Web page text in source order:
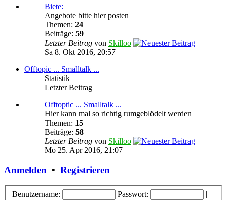
Biete:
Angebote bitte hier posten
Themen: 24
Beiträge: 59
Letzter Beitrag von Skilloo
Sa 8. Okt 2016, 20:57
Offtopic ... Smalltalk ...
Statistik
Letzter Beitrag
Offtoptic ... Smalltalk ...
Hier kann mal so richtig rumgeblödelt werden
Themen: 15
Beiträge: 58
Letzter Beitrag von Skilloo
Mo 25. Apr 2016, 21:07
Anmelden • Registrieren
Benutzername: Passwort:
|